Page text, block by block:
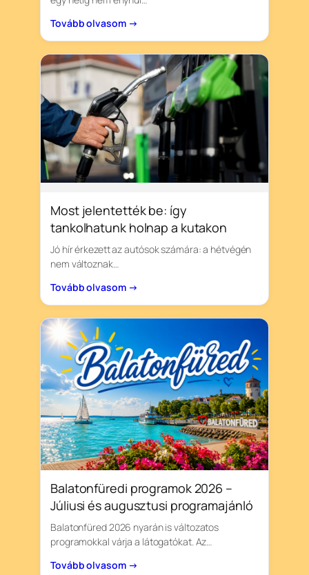
Tovább olvasom →
Most jelentették be: így
tankolhatunk holnap a kutakon
Jó hír érkezett az autósok számára: a hétvégén
nem változnak…
Tovább olvasom →
Balatonfüredi programok 2026 –
Júliusi és augusztusi programajánló
Balatonfüred 2026 nyarán is változatos
programokkal várja a látogatókat. Az…
Tovább olvasom →